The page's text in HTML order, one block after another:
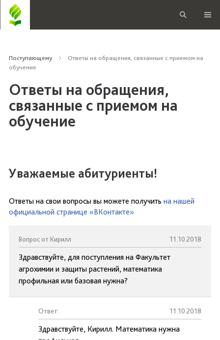
Поступающему
Ответы на обращения, связанные с приемом на
обучение
Ответы на обращения,
связанные с приемом на
обучение
Уважаемые абитуриенты!
Ответы на свои вопросы вы можете получить на нашей
официальной странице «ВКонтакте»
Вопрос от Кирилл 11.10.2018
Здравствуйте, для поступления на Факультет
агрохимии и защиты растений, математика
профильная или базовая нужна?
Ответ: 11.10.2018
Здравствуйте, Кирилл. Математика нужна